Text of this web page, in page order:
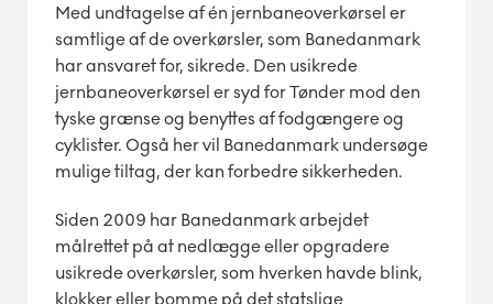
Med undtagelse af én jernbaneoverkørsel er
samtlige af de overkørsler, som Banedanmark
har ansvaret for, sikrede. Den usikrede
jernbaneoverkørsel er syd for Tønder mod den
tyske grænse og benyttes af fodgængere og
cyklister. Også her vil Banedanmark undersøge
mulige tiltag, der kan forbedre sikkerheden.
Siden 2009 har Banedanmark arbejdet
målrettet på at nedlægge eller opgradere
usikrede overkørsler, som hverken havde blink,
klokker eller bomme på det statslige